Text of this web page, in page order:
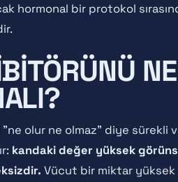
hormonal bir protokol
olur ne olmaz" diye sürekli
kandaki değer yüksek
Vücut bir miktar